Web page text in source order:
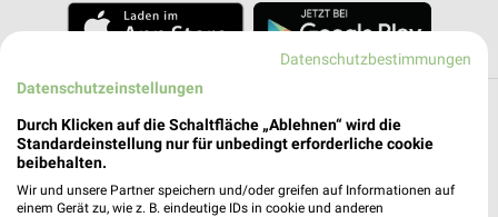
Weitere RENO Geschäfte mit Angeboten in
und um Amberg
5 Geschäfte und Orte
Datenschutzbestimmungen
Datenschutzeinstellungen
Durch Klicken auf die Schaltfläche „Ablehnen“ wird die
Standardeinstellung nur für unbedingt erforderliche cookie
beibehalten.
Wir und unsere Partner speichern und/oder greifen auf Informationen auf
einem Gerät zu, wie z. B. eindeutige IDs in cookie und anderen